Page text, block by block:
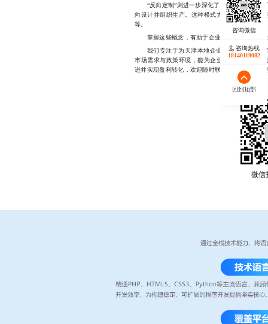
“反向定制”则进一步深化了这一理念：不是
向设计并组织生产。这种模式尤其适用于个性
等。
掌握这些概念，有助于企业在制定战略时做
我们专注于为天津本地企业提供专业、高效
市场需求与政策环境，能为企业量身定制从系
进并实现盈利转化，欢迎随时联系咨询，微信同
微信
咨询热线
18140119082
回到顶部